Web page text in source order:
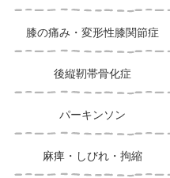
膝の痛み・変形性膝関節症
後縦靭帯骨化症
パーキンソン
麻痺・しびれ・拘縮